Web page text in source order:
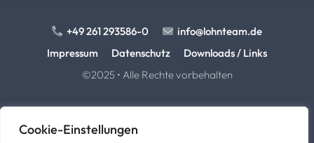
Cookie-Einstellungen
+49 261 293586-0
info@lohnteam.de
Impressum
Datenschutz
Downloads / Links
©2025 • Alle Rechte vorbehalten